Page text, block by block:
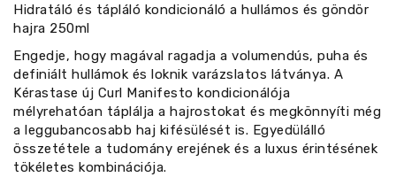
Hidratáló és tápláló kondicionáló a hullámos és göndör
hajra 250ml
Engedje, hogy magával ragadja a volumendús, puha és
definiált hullámok és loknik varázslatos látványa. A
Kérastase új Curl Manifesto kondicionálója
mélyrehatóan táplálja a hajrostokat és megkönnyíti még
a leggubancosabb haj kifésülését is. Egyedülálló
összetétele a tudomány erejének és a luxus érintésének
tökéletes kombinációja.